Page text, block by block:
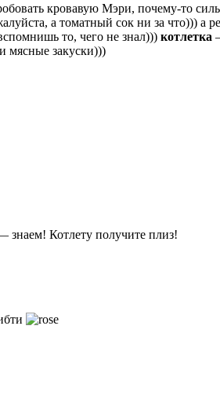
кровавую Мэри, почему-то
а томатный сок ни за что))) а
то, чего не знал))) котлетка
мясные закуски)))
Котлету получите плиз!